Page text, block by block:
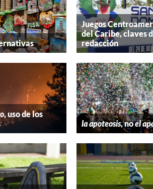
Juegos
del Caribe, claves
redacción
, uso de los
la apoteosis, noel